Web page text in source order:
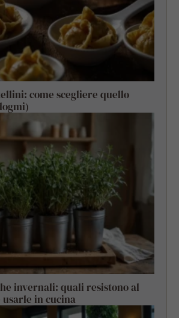
come scegliere quello
invernali: quali resistono al
in cucina